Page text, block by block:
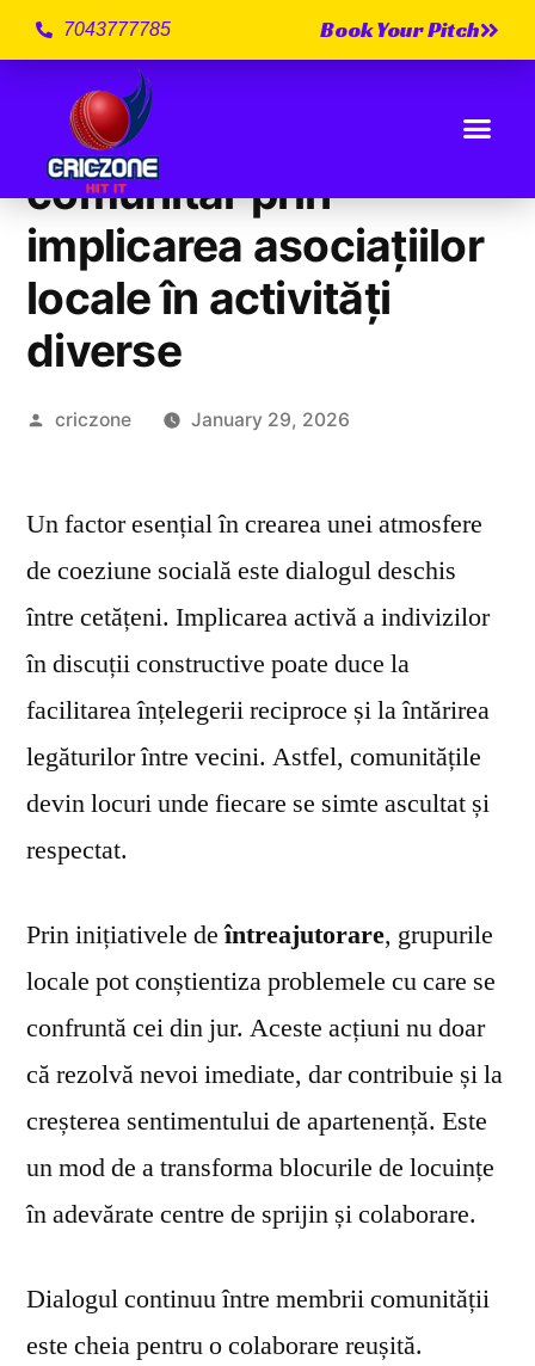
7043777785 Book Your Pitch
Promovarea spiritului
comunitar prin
implicarea asociațiilor
locale în activități
diverse
criczone January 29, 2026
Un factor esențial în crearea unei atmosfere
de coeziune socială este dialogul deschis
între cetățeni. Implicarea activă a indivizilor
în discuții constructive poate duce la
facilitarea înțelegerii reciproce și la întărirea
legăturilor între vecini. Astfel, comunitățile
devin locuri unde fiecare se simte ascultat și
respectat.
Prin inițiativele deîntreajutorare, grupurile
locale pot conștientiza problemele cu care se
confruntă cei din jur. Aceste acțiuni nu doar
că rezolvă nevoi imediate, dar contribuie și la
creșterea sentimentului de apartenență. Este
un mod de a transforma blocurile de locuințe
în adevărate centre de sprijin și colaborare.
Dialogul continuu între membrii comunității
este cheia pentru o colaborare reușită.